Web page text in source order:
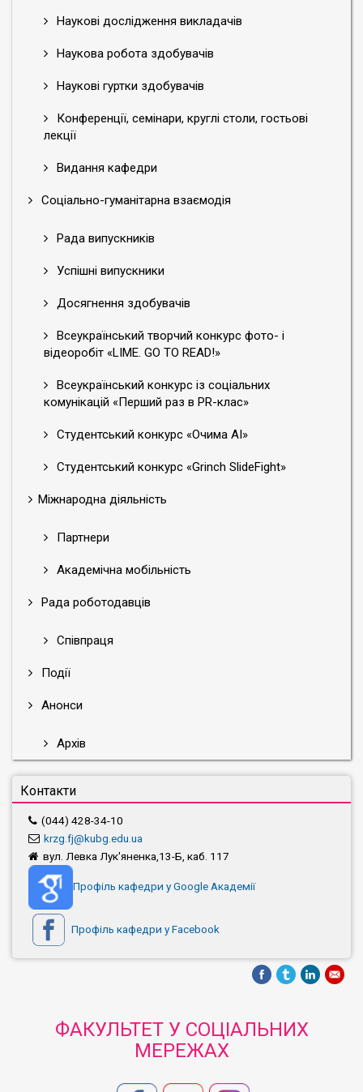
Наукові дослідження викладачів
Наукова робота здобувачів
Наукові гуртки здобувачів
Конференції, семінари, круглі столи, гостьові
лекції
Видання кафедри
Соціально-гуманітарна взаємодія
Рада випускників
Успішні випускники
Досягнення здобувачів
Всеукраїнський творчий конкурс фото- і
відеоробіт «LIME. GO TO READ!»
Всеукраїнський конкурс із соціальних
комунікацій «Перший раз в PR-клас»
Студентський конкурс «Очима АІ»
Студентський конкурс «Grinch SlideFight»
Міжнародна діяльність
Партнери
Академічна мобільність
Рада роботодавців
Співпраця
Події
Анонси
Архів
Контакти
(044) 428-34-10
krzg.fj@kubg.edu.ua
вул. Левка Лук'яненка,13-Б, каб. 117
Профіль кафедри у Google Академії
Профіль кафедри у Facebook
ФАКУЛЬТЕТ У СОЦІАЛЬНИХ
МЕРЕЖАХ